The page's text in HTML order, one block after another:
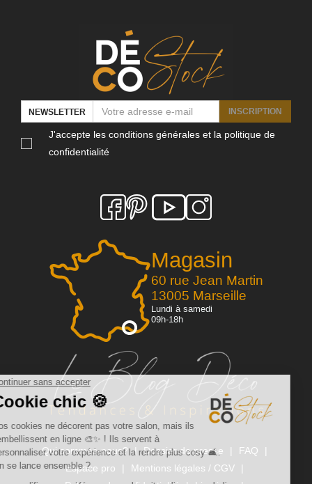
Magasin
60 rue Jean Martin
13005 Marseille
Lundi à samedi
09h-18h
NEWSLETTER INSCRIPTION
J'accepte les conditions générales et la politique de
confidentialité
Qui sommes-nous? Dossier de presse
FAQ
Espace pro
Mentions légales / CGV